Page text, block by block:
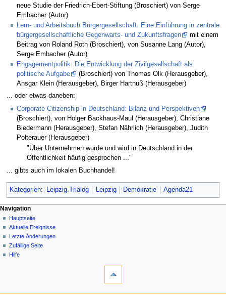
neue Studie der Friedrich-Ebert-Stiftung (Broschiert) von Serge
Embacher (Autor)
Lern- und Arbeitsbuch Bürgergesellschaft: Eine Einführung in zentrale
bürgergesellschaftliche Gegenwarts- und Zukunftsfragen
mit einem
Beitrag von Roland Roth (Broschiert), von Susanne Lang (Autor),
Serge Embacher (Autor)
Engagementpolitik: Die Entwicklung der Zivilgesellschaft als
politische Aufgabe
(Broschiert) von Thomas Olk (Herausgeber),
Ansgar Klein (Herausgeber), Birger Hartnuß (Herausgeber)
... oder etwas daneben:
Corporate Citizenship in Deutschland: Bilanz und Perspektiven
(Broschiert), von Holger Backhaus-Maul (Herausgeber), Christiane
Biedermann (Herausgeber), Stefan Nährlich (Herausgeber), Judith
Polterauer (Herausgeber)
"Über Unternehmen wurde und wird in Deutschland in der
Öffentlichkeit häufig gesprochen ..."
... gibts auch im lokalen Buchhandel!
Kategorien: Leipzig.Trialog Leipzig Demokratie Agenda21
Navigation
Hauptseite
Aktuelle Ereignisse
Letzte Änderungen
Zufällige Seite
Hilfe